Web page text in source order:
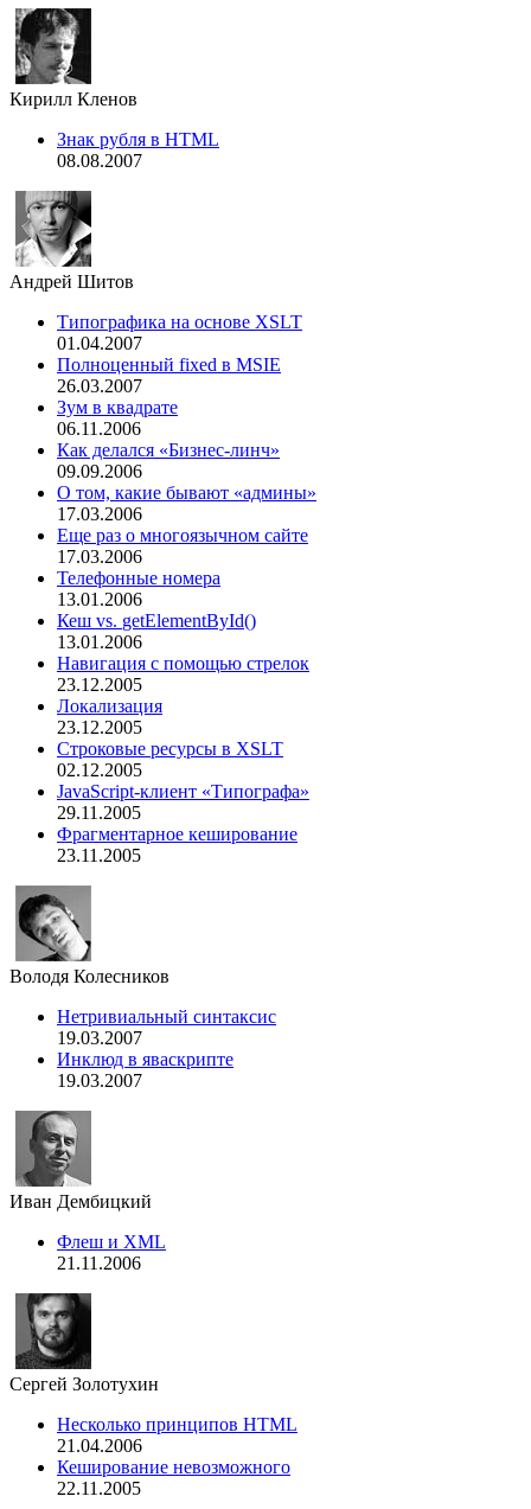
Кирилл Кленов
Знак рубля в HTML
08.08.2007
Андрей Шитов
Типографика на основе XSLT
01.04.2007
Полноценный fixed в MSIE
26.03.2007
Зум в квадрате
06.11.2006
Как делался «Бизнес-линч»
09.09.2006
О том, какие бывают «админы»
17.03.2006
Еще раз о многоязычном сайте
17.03.2006
Телефонные номера
13.01.2006
Кеш vs. getElementById()
13.01.2006
Навигация с помощью стрелок
23.12.2005
Локализация
23.12.2005
Строковые ресурсы в XSLT
02.12.2005
JavaScript-клиент «Типографа»
29.11.2005
Фрагментарное кеширование
23.11.2005
Володя Колесников
Нетривиальный синтаксис
19.03.2007
Инклюд в яваскрипте
19.03.2007
Иван Дембицкий
Флеш и XML
21.11.2006
Сергей Золотухин
Несколько принципов HTML
21.04.2006
Кеширование невозможного
22.11.2005